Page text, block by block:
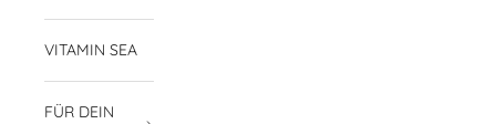
VITAMIN SEA
FÜR DEIN